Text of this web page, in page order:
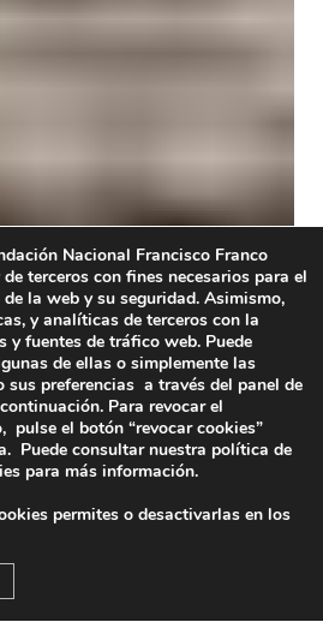
Nacional Francisco Franco
terceros con fines necesarios para el
la web y su seguridad. Asimismo,
y analíticas de terceros con la
fuentes de tráfico web. Puede
de ellas o simplemente las
sus preferencias a través del panel de
Para revocar el
pulse el botón “revocar cookies”
Puede consultar nuestra política de
para más información.
permites o desactivarlas en los